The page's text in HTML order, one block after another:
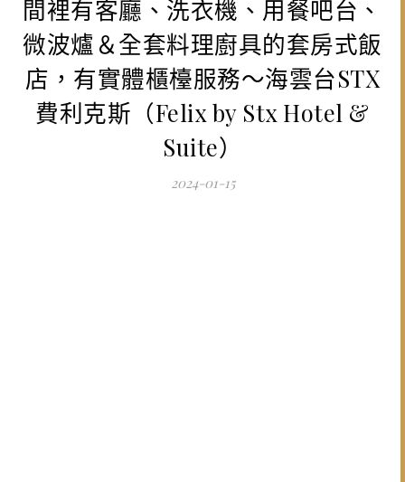
間裡有客廳、洗衣機、用餐吧台、
微波爐＆全套料理廚具的套房式飯
店，有實體櫃檯服務～海雲台STX
費利克斯（Felix by Stx Hotel &
Suite）
2024-01-15